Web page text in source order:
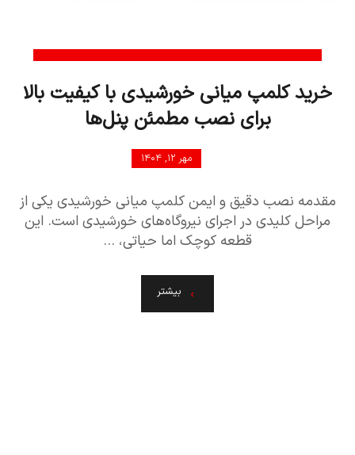
خرید کلمپ میانی خورشیدی با کیفیت بالا
برای نصب مطمئن پنل‌ها
مهر ۱۲, ۱۴۰۴
مقدمه نصب دقیق و ایمن کلمپ میانی خورشیدی یکی از
مراحل کلیدی در اجرای نیروگاه‌های خورشیدی است. این
قطعه کوچک اما حیاتی، ...
بیشتر